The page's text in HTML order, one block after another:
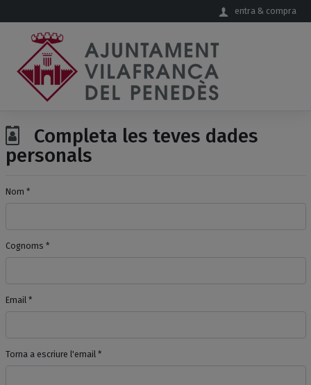
entra & compra
Completa les teves dades
personals
Nom *
Cognoms *
Email *
Torna a escriure l'email *